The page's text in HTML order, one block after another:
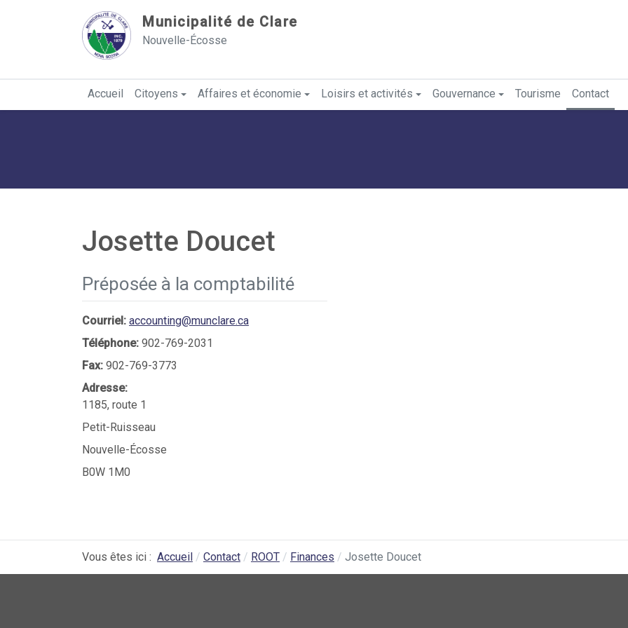
Municipalité de Clare
Nouvelle-Écosse
Accueil Citoyens Affaires et économie Loisirs et activités Gouvernance Tourisme Contact
Josette Doucet
Préposée à la comptabilité
Courriel: accounting@munclare.ca
Téléphone: 902-769-2031
Fax: 902-769-3773
Adresse:
1185, route 1
Petit-Ruisseau
Nouvelle-Écosse
B0W 1M0
Vous êtes ici : Accueil Contact ROOT Finances Josette Doucet